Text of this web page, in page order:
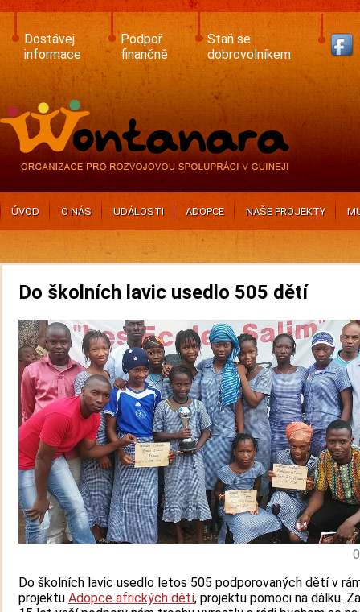
Skip
main
content
Dostávej
informace
Podpoř
finančně
Staň se
dobrovolníkem
ÚVOD O NÁS UDÁLOSTI ADOPCE NAŠE PROJEKTY
Do školních lavic usedlo 505 dětí
Do školních lavic usedlo letos 505 podporovaných dětí v
projektu Adopce afrických dětí, projektu pomoci na dálku.